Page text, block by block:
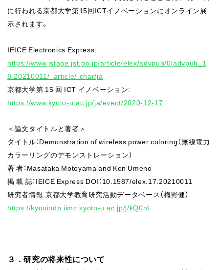
に行われる京都大学第15回ICTイノベーションにオンライン展
示されます。
IEICE Electronics Express:
https://www.jstage.jst.go.jp/article/elex/advpub/0/advpub_1
8.20210011/_article/-char/ja
京都⼤学第 15 回 ICT イノベーション:
https://www.kyoto-u.ac.jp/ja/event/2020-12-17
＜論⽂タイトルと著者＞
タイトル：Demonstration of wireless power coloring（無線電⼒
カラーリングのデモンストレーション）
著 者：Masataka Motoyama and Ken Umeno
掲 載 誌：IEICE Express DOI：10.1587/elex.17.20210011
研究者情報:京都⼤学教育研究活動データベース（梅野健）
https://kyouindb.iimc.kyoto-u.ac.jp/j/kQ0nI
３．研究の将来性について